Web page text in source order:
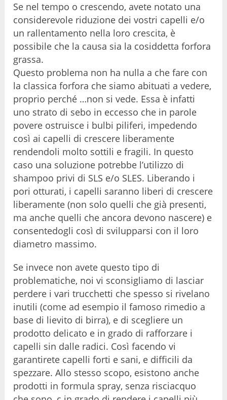
Se nel tempo o crescendo, avete notato una
considerevole riduzione dei vostri capelli e/o
un rallentamento nella loro crescita, è
possibile che la causa sia la cosiddetta forfora
grassa.
Questo problema non ha nulla a che fare con
la classica forfora che siamo abituati a vedere,
proprio perché …non si vede. Essa è infatti
uno strato di sebo in eccesso che in parole
povere ostruisce i bulbi piliferi, impedendo
così ai capelli di crescere liberamente
rendendoli molto sottili e fragili. In questo
caso una soluzione potrebbe l’utilizzo di
shampoo privi di SLS e/o SLES. Liberando i
pori otturati, i capelli saranno liberi di crescere
liberamente (non solo quelli che già presenti,
ma anche quelli che ancora devono nascere) e
consentedogli così di svilupparsi con il loro
diametro massimo.
Se invece non avete questo tipo di
problematiche, noi vi sconsigliamo di lasciar
perdere i vari trucchetti che spesso si rivelano
inutili (come ad esempio il famoso rimedio a
base di lievito di birra), e di scegliere un
prodotto delicato e in grado di rafforzare i
capelli sin dalle radici. Così facendo vi
garantirete capelli forti e sani, e difficili da
spezzare. Allo stesso scopo, esistono anche
prodotti in formula spray, senza risciacquo